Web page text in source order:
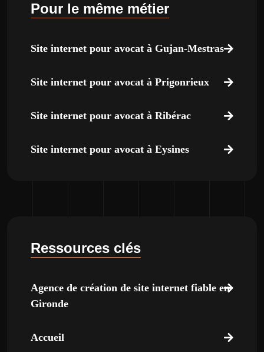
Pour le même métier
Site internet pour avocat à Gujan-Mestras
Site internet pour avocat à Prigonrieux
Site internet pour avocat à Ribérac
Site internet pour avocat à Eysines
Ressources clés
Agence de création de site internet fiable en
Gironde
Accueil